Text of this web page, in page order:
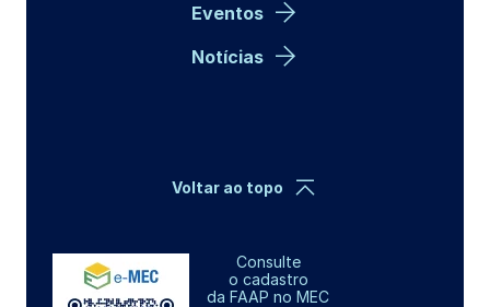
Eventos
Notícias
Consulte
o cadastro
da FAAP no MEC
Voltar ao topo